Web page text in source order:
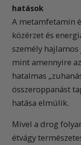
hatások
A metamfetamin
közérzet és
személy
mint amennyire
hatalmas
összeroppanást
hatása elmúlik.
Mivel a drog
étvágy